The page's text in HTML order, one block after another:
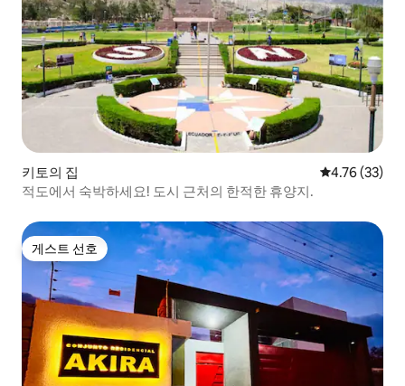
키토의 집 평점 4.76점
4.76 (33)
적도에서 숙박하세요! 도시 근처의 한적한 휴양지.
게스트 선호
게스트 선호